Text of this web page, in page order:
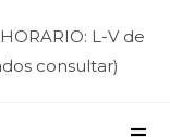
L-V de
consultar)